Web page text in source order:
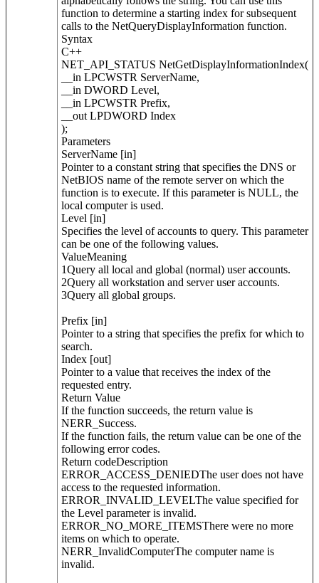
function to determine a starting index for subsequent
calls to the NetQueryDisplayInformation function.
Syntax
C++
NET_API_STATUS NetGetDisplayInformationIndex(
__in LPCWSTR ServerName,
__in DWORD Level,
__in LPCWSTR Prefix,
__out LPDWORD Index
);
Parameters
ServerName [in]
Pointer to a constant string that specifies the DNS or
NetBIOS name of the remote server on which the
function is to execute. If this parameter is NULL, the
local computer is used.
Level [in]
Specifies the level of accounts to query. This parameter
can be one of the following values.
ValueMeaning
1Query all local and global (normal) user accounts.
2Query all workstation and server user accounts.
3Query all global groups.
Prefix [in]
Pointer to a string that specifies the prefix for which to
search.
Index [out]
Pointer to a value that receives the index of the
requested entry.
Return Value
If the function succeeds, the return value is
NERR_Success.
If the function fails, the return value can be one of the
following error codes.
Return codeDescription
ERROR_ACCESS_DENIEDThe user does not have
access to the requested information.
ERROR_INVALID_LEVELThe value specified for
the Level parameter is invalid.
ERROR_NO_MORE_ITEMSThere were no more
items on which to operate.
NERR_InvalidComputerThe computer name is
invalid.